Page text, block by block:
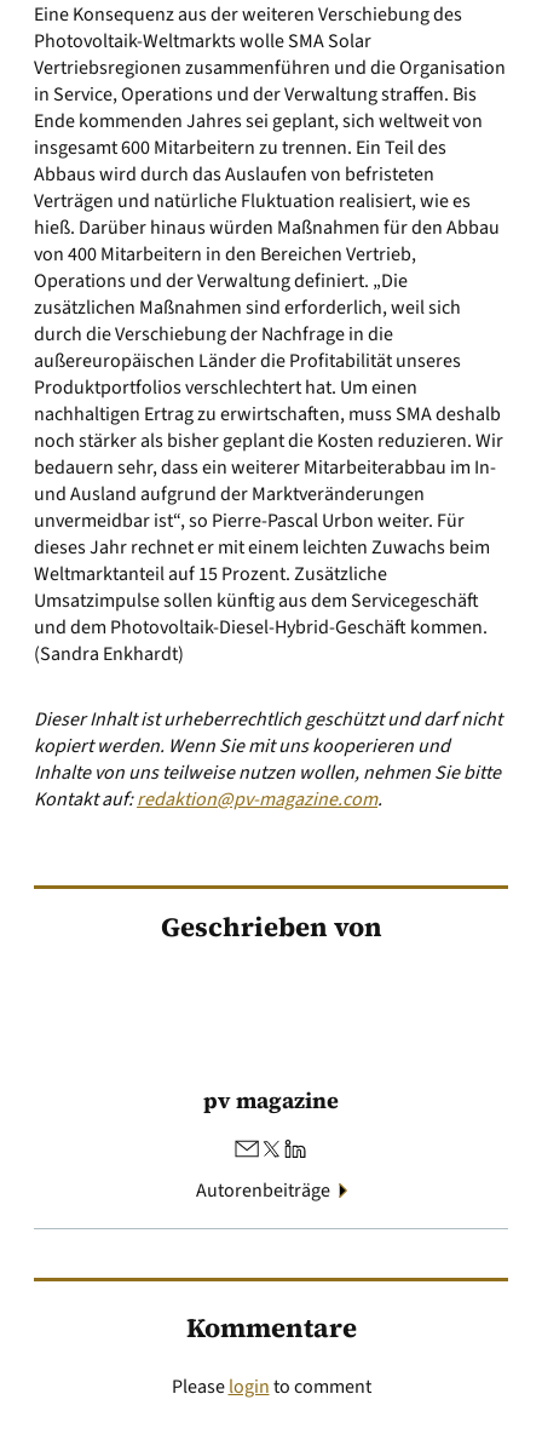
Eine Konsequenz aus der weiteren Verschiebung des
Photovoltaik-Weltmarkts wolle SMA Solar
Vertriebsregionen zusammenführen und die Organisation
in Service, Operations und der Verwaltung straffen. Bis
Ende kommenden Jahres sei geplant, sich weltweit von
insgesamt 600 Mitarbeitern zu trennen. Ein Teil des
Abbaus wird durch das Auslaufen von befristeten
Verträgen und natürliche Fluktuation realisiert, wie es
hieß. Darüber hinaus würden Maßnahmen für den Abbau
von 400 Mitarbeitern in den Bereichen Vertrieb,
Operations und der Verwaltung definiert. „Die
zusätzlichen Maßnahmen sind erforderlich, weil sich
durch die Verschiebung der Nachfrage in die
außereuropäischen Länder die Profitabilität unseres
Produktportfolios verschlechtert hat. Um einen
nachhaltigen Ertrag zu erwirtschaften, muss SMA deshalb
noch stärker als bisher geplant die Kosten reduzieren. Wir
bedauern sehr, dass ein weiterer Mitarbeiterabbau im In-
und Ausland aufgrund der Marktveränderungen
unvermeidbar ist“, so Pierre-Pascal Urbon weiter. Für
dieses Jahr rechnet er mit einem leichten Zuwachs beim
Weltmarktanteil auf 15 Prozent. Zusätzliche
Umsatzimpulse sollen künftig aus dem Servicegeschäft
und dem Photovoltaik-Diesel-Hybrid-Geschäft kommen.
(Sandra Enkhardt)
Dieser Inhalt ist urheberrechtlich geschützt und darf nicht
kopiert werden. Wenn Sie mit uns kooperieren und
Inhalte von uns teilweise nutzen wollen, nehmen Sie bitte
Kontakt auf:redaktion@pv-magazine.com.
Geschrieben von
pv magazine
Autorenbeiträge
Kommentare
Pleaseloginto comment